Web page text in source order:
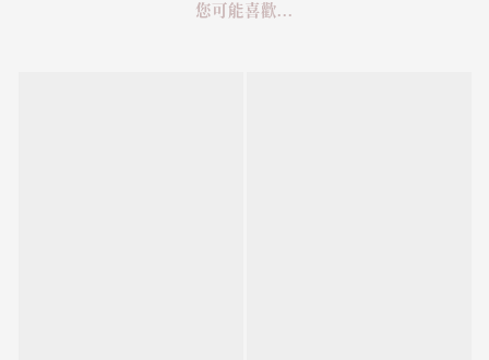
您可能喜歡...